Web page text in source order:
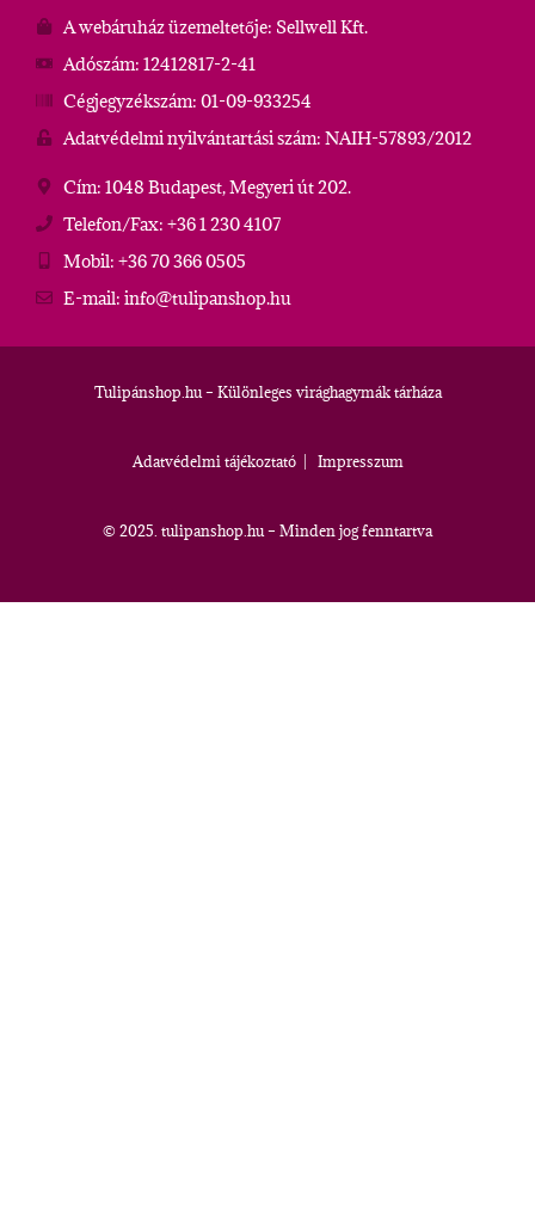
A webáruház üzemeltetője: Sellwell Kft.
Adószám: 12412817-2-41
Cégjegyzékszám: 01-09-933254
Adatvédelmi nyilvántartási szám: NAIH-57893/2012
Cím: 1048 Budapest, Megyeri út 202.
Telefon/Fax: +36 1 230 4107
Mobil: +36 70 366 0505
E-mail: info@tulipanshop.hu
Tulipánshop.hu – Különleges virághagymák tárháza
Adatvédelmi tájékoztató| Impresszum
© 2025. tulipanshop.hu – Minden jog fenntartva